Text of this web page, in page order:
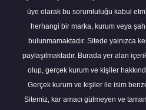
üye olarak bu sorumluluğu kabul
herhangi bir marka, kurum veya
bulunmamaktadır. Sitede yalnızca
paylaşılmaktadır. Burada yer alan
olup, gerçek kurum ve kişiler
Gerçek kurum ve kişiler ile isim
Sitemiz, kar amacı gütmeyen ve